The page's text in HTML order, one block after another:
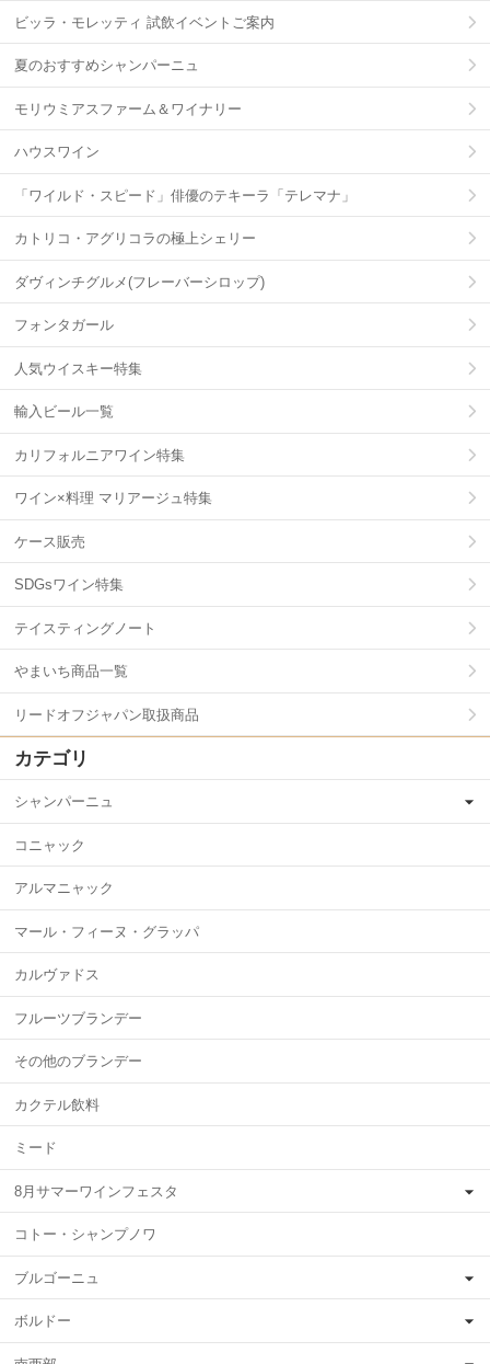
ビッラ・モレッティ 試飲イベントご案内
夏のおすすめシャンパーニュ
モリウミアスファーム＆ワイナリー
ハウスワイン
「ワイルド・スピード」俳優のテキーラ「テレマナ」
カトリコ・アグリコラの極上シェリー
ダヴィンチグルメ(フレーバーシロップ)
フォンタガール
人気ウイスキー特集
輸入ビール一覧
カリフォルニアワイン特集
ワイン×料理 マリアージュ特集
ケース販売
SDGsワイン特集
テイスティングノート
やまいち商品一覧
リードオフジャパン取扱商品
カテゴリ
シャンパーニュ
コニャック
アルマニャック
マール・フィーヌ・グラッパ
カルヴァドス
フルーツブランデー
その他のブランデー
カクテル飲料
ミード
8月サマーワインフェスタ
コトー・シャンプノワ
ブルゴーニュ
ボルドー